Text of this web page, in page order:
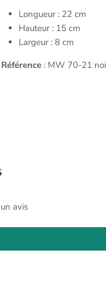
Longueur : 22 cm
Hauteur : 15 cm
Largeur : 8 cm
Référence : MW 70-21
avis